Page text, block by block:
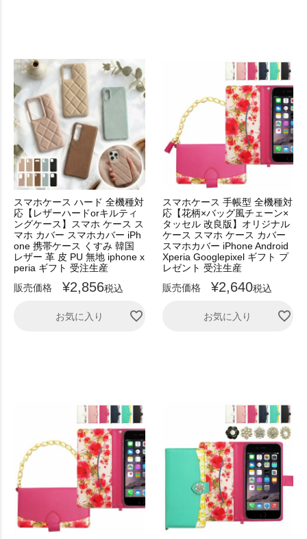
スマホケース ハード 全機種対
応【レザーハードorキルティ
ングケース】スマホ ケース ス
マホ カバー スマホカバー iPh
one 携帯ケース くすみ 韓国
レザー 革 皮 PU 無地 iphone x
peria ギフト 受注生産
販売価格
¥2,856税込
お気に入り
スマホケース 手帳型 全機種対
応【花柄×バッグ風チェーン×
タッセル 改良版】オリジナル
ケース スマホ ケース カバー
スマホカバー iPhone Android
Xperia Googlepixel ギフト プ
レゼント 受注生産
販売価格
¥2,640税込
お気に入り